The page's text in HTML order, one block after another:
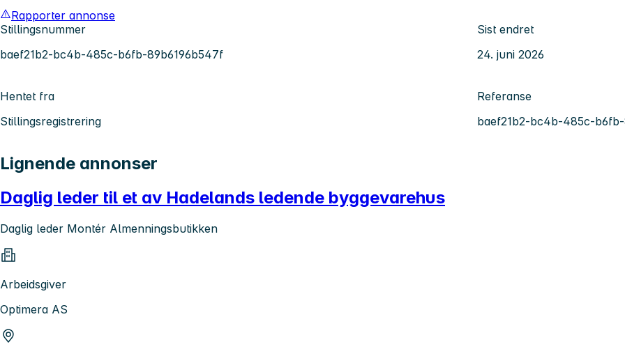
Rapporter annonse
Stillingsnummer
baef21b2-bc4b-485c-b6fb-89b6196b547f
Sist endret
24. juni 2026
Hentet fra
Stillingsregistrering
Referanse
baef21b2-bc4b-485c-
Lignende annonser
Daglig leder til et av Hadelands ledende byggevarehus
Daglig leder Montér Almenningsbutikken
Arbeidsgiver
Optimera AS